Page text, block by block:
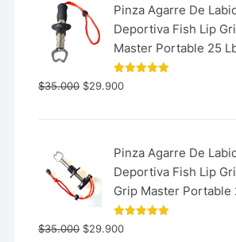
Pinza Agarre De
Deportiva Fish Lip
Master Portable 25
Valorado
con
$35.000 $29.900
Pinza Agarre De
Deportiva Fish Lip
Grip Master Portable
Valorado
con
$35.000 $29.900